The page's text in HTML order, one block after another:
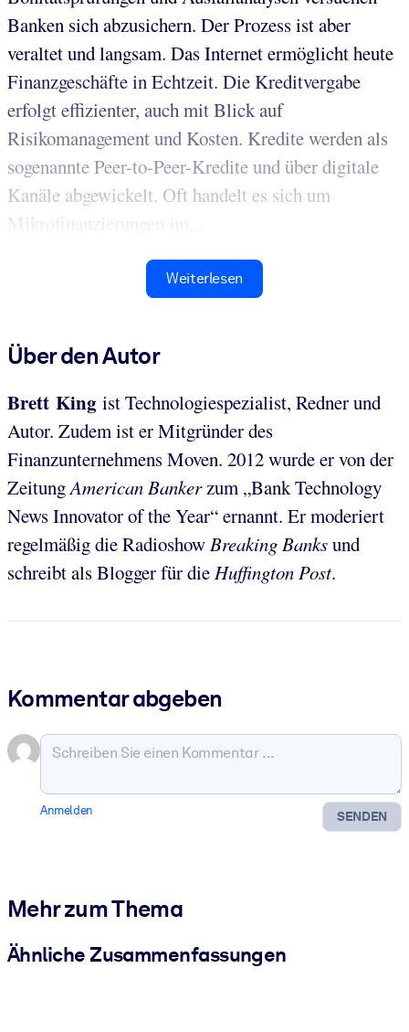
Banken sich abzusichern. Der Prozess ist aber
veraltet und langsam. Das Internet ermöglicht heute
Finanzgeschäfte in Echtzeit. Die Kreditvergabe
erfolgt effizienter, auch mit Blick auf
Risikomanagement und Kosten. Kredite werden als
sogenannte Peer-to-Peer-Kredite und über digitale
Kanäle abgewickelt. Oft handelt es sich um
Mikrofinanzierungen im...
Weiterlesen
Über den Autor
Brett King ist Technologiespezialist, Redner und
Autor. Zudem ist er Mitgründer des
Finanzunternehmens Moven. 2012 wurde er von der
ZeitungAmerican Bankerzum „Bank Technology
News Innovator of the Year“ ernannt. Er moderiert
regelmäßig die RadioshowBreaking Banksund
schreibt als Blogger für dieHuffington Post.
Kommentar abgeben
SENDEN
Anmelden
Mehr zum Thema
Ähnliche Zusammenfassungen